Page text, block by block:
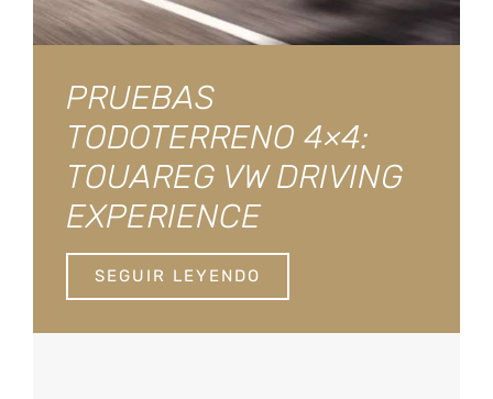
PRUEBAS
TODOTERRENO 4×4:
TOUAREG VW DRIVING
EXPERIENCE
SEGUIR LEYENDO